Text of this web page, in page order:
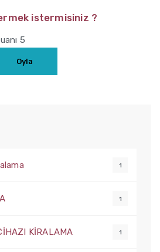
istermisiniz ?
5
1
1
KİRALAMA 1